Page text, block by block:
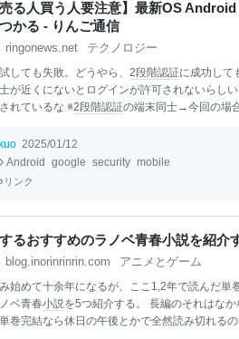
のBGMを聴く用途なので、極端に音が籠もっ
です。だからコーデックも気になりません。
いませんし。 また、パススルーやアンビエント
売る人買う人要注意】最新OS
かる - りんご通信
ringonews.net テクノロジー
しても失敗。どうやら、 2段階認証に成功して
が近くにないとログインが許可されないらしい
れているな ※2段階認証の端末同士→今回の場
らない 裏技もある YouTubeやネットでスマホの
そのスマホの脆弱性やバグを利用して
る方法が紹介されている。 しかし、いずれもか
ら、Android15がより セキュリティが強化さ
だ。 返品が早くて確実
2025/01/12
Android
google security mobile
リンク
るおすすめのラノベ青春小説を紹介
blog.inorinrinrin.com アニメとゲーム
始めて十余年になるが、ここ1,2年で読んだ単
ベ青春小説を5つ紹介する。 長編のそれはなか
巻完結なら休日の午後とかで全然読み切れる